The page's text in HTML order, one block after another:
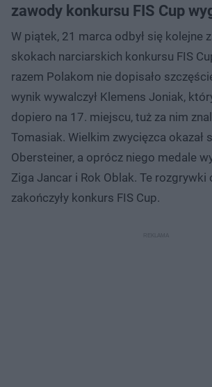
zawody konkursu FIS Cup
W piątek, 21 marca odbył się kolejne
skokach narciarskich konkursu FIS
razem Polakom nie dopisało
wynik wywalczył Klemens Joniak,
dopiero na 17. miejscu, tuż za nim
Tomasiak. Wielkim zwycięzca okazał
Obersteiner, a oprócz niego medale
Ziga Jancar i Rok Oblak. Te rozgrywki
zakończyły konkurs FIS Cup.